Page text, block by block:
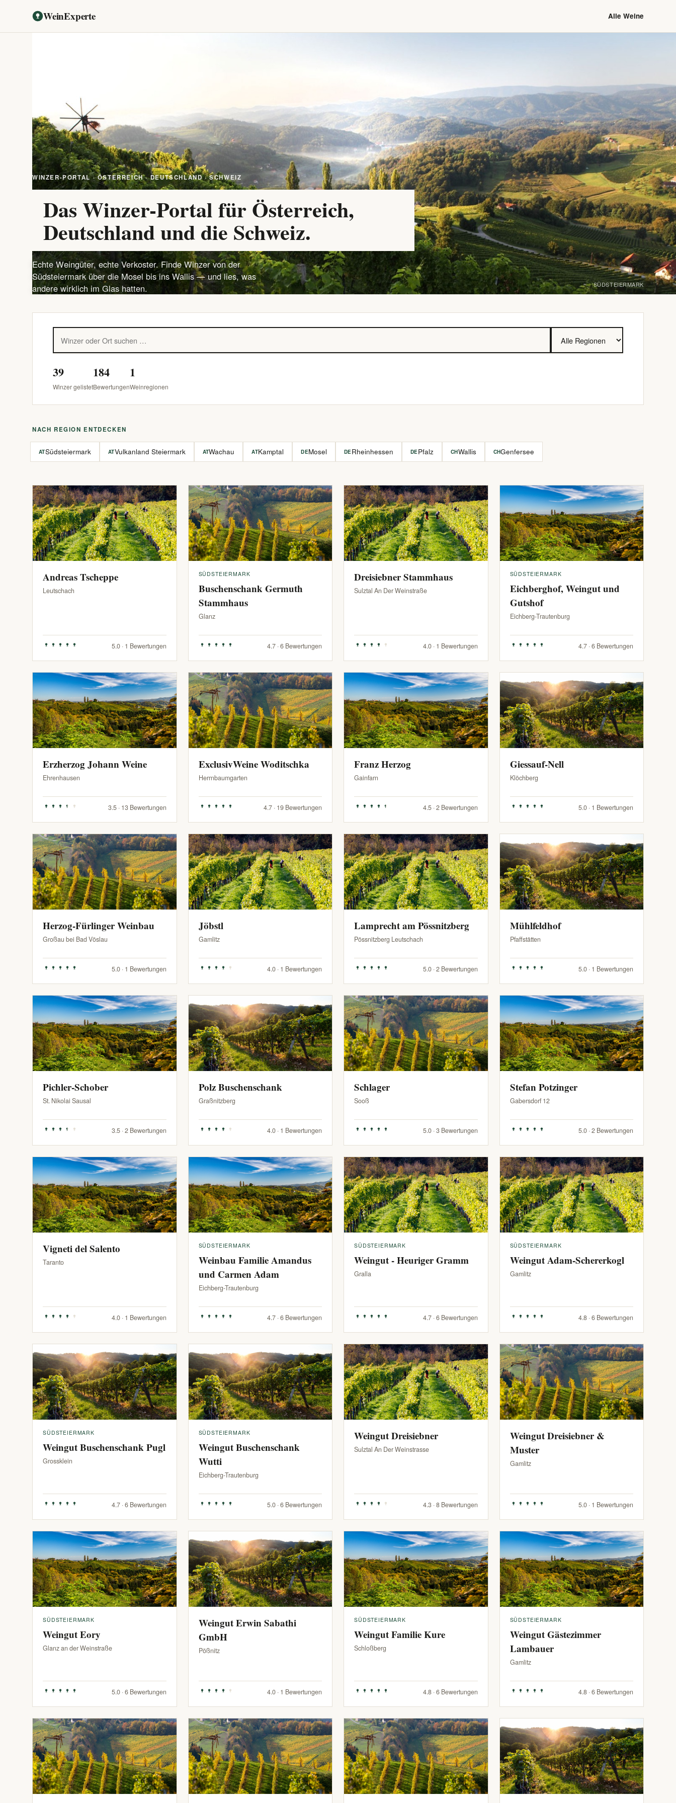
WeinExperte Alle Weine
WINZER-PORTAL · ÖSTERREICH · DEUTSCHLAND · SCHWEIZ
Das Winzer-Portal für Österreich,
Deutschland und die Schweiz.
Echte Weingüter, echte Verkoster. Finde Winzer von der
Südsteiermark über die Mosel bis ins Wallis — und lies, was
andere wirklich im Glas hatten.
SÜDSTEIERMARK
39
Winzer gelistet
184
Bewertungen
1
Weinregionen
NACH REGION ENTDECKEN
ATSüdsteiermark ATVulkanland Steiermark ATWachau ATKamptal DEMosel DE Rheinhessen DE Pfalz CHWallis CHGenfersee
Andreas Tscheppe
Leutschach
5.0 · 1 Bewertungen
SÜDSTEIERMARK
Buschenschank Germuth
Stammhaus
Glanz
4.7 · 6 Bewertungen
Dreisiebner Stammhaus
Sulztal An Der Weinstraße
4.0 · 1 Bewertungen
SÜDSTEIERMARK
Eichberghof, Weingut und
Gutshof
Eichberg-Trautenburg
4.7 · 6 Bewertungen
Erzherzog Johann Weine
Ehrenhausen
3.5 · 13 Bewertungen
ExclusivWeine Woditschka
Herrnbaumgarten
4.7 · 19 Bewertungen
Franz Herzog
Gainfarn
4.5 · 2 Bewertungen
Giessauf-Nell
Klöchberg
5.0 · 1 Bewertungen
Herzog-Fürlinger Weinbau
Großau bei Bad Vöslau
5.0 · 1 Bewertungen
Jöbstl
Gamlitz
4.0 · 1 Bewertungen
Lamprecht am Pössnitzberg
Pössnitzberg Leutschach
5.0 · 2 Bewertungen
Mühlfeldhof
Pfaffstätten
5.0 · 1 Bewertungen
Pichler-Schober
St. Nikolai Sausal
3.5 · 2 Bewertungen
Polz Buschenschank
Graßnitzberg
4.0 · 1 Bewertungen
Schlager
Sooß
5.0 · 3 Bewertungen
Stefan Potzinger
Gabersdorf 12
5.0 · 2 Bewertungen
Vigneti del Salento
Taranto
4.0 · 1 Bewertungen
SÜDSTEIERMARK
Weinbau Familie Amandus
und Carmen Adam
Eichberg-Trautenburg
4.7 · 6 Bewertungen
SÜDSTEIERMARK
Weingut - Heuriger Gramm
Gralla
4.7 · 6 Bewertungen
SÜDSTEIERMARK
Weingut Adam-Schererkogl
Gamlitz
4.8 · 6 Bewertungen
SÜDSTEIERMARK
Weingut Buschenschank Pugl
Grossklein
4.7 · 6 Bewertungen
SÜDSTEIERMARK
Weingut Buschenschank
Wutti
Eichberg-Trautenburg
5.0 · 6 Bewertungen
Weingut Dreisiebner
Sulztal An Der Weinstrasse
4.3 · 8 Bewertungen
Weingut Dreisiebner &
Muster
Gamlitz
5.0 · 1 Bewertungen
SÜDSTEIERMARK
Weingut Eory
Glanz an der Weinstraße
5.0 · 6 Bewertungen
Weingut Erwin Sabathi
GmbH
Pößnitz
4.0 · 1 Bewertungen
SÜDSTEIERMARK
Weingut Familie Kure
Schloßberg
4.8 · 6 Bewertungen
SÜDSTEIERMARK
Weingut Gästezimmer
Lambauer
Gamlitz
4.8 · 6 Bewertungen